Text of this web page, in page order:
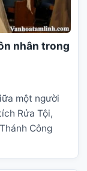
nhân trong
một người
Rửa Tội,
Công